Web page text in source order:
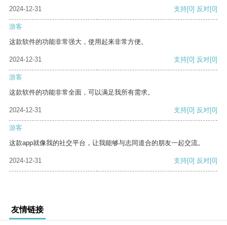
2024-12-31
支持[0] 反对[0]
游客
这款软件的功能非常强大，使用起来非常方便。
2024-12-31 支持[0] 反对[0]
游客
这款软件的功能非常全面，可以满足我所有需求。
2024-12-31 支持[0] 反对[0]
游客
这款app就像我的社交平台，让我能够与志同道合的朋友一起交流。
2024-12-31 支持[0] 反对[0]
友情链接